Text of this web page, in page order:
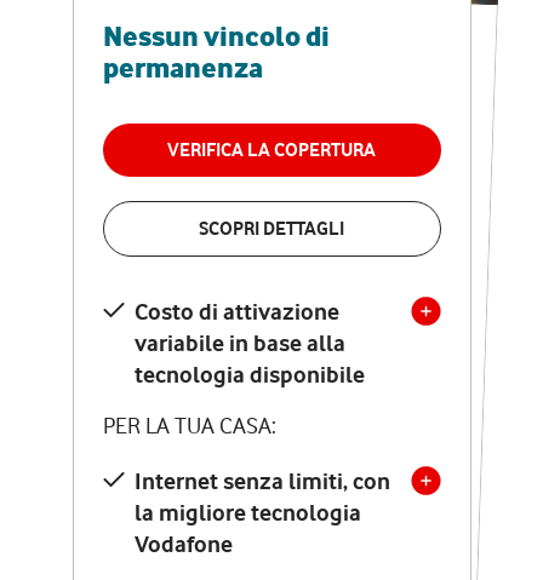
Nessun vincolo di
permanenza
VERIFICA LA COPERTURA
SCOPRI DETTAGLI
Costo di attivazione
variabile in base alla
tecnologia disponibile
PER LA TUA CASA:
Internet senza limiti, con
la migliore tecnologia
Vodafone
RETE FISSA + VODAFONE CLUB
29,95€
permanenza
VERIFICA LA COPERTURA
Costo di attivazione
variabile in base alla
tecnologia disponibile
PER LA TUA CASA:
Internet senza limiti, con
la migliore tecnologia
Vodafone
Modem Seven con Wi-Fi 7